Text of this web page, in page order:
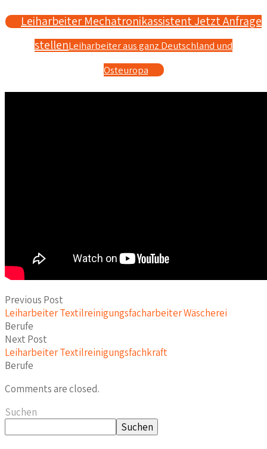
Leiharbeiter Mechatronikassistent Jetzt Anfrage
stellenLeiharbeiter aus ganz Deutschland und
Osteuropa
Previous Post
Leiharbeiter Textilreinigungsfacharbeiter Wäscherei
Berufe
Next Post
Leiharbeiter Textilreinigungsfachkraft
Berufe
Comments are closed.
Suchen
Suchen